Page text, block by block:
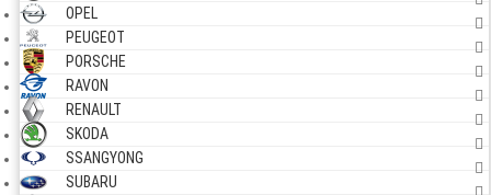
OPEL
PEUGEOT
PORSCHE
RAVON
RENAULT
SKODA
SSANGYONG
SUBARU